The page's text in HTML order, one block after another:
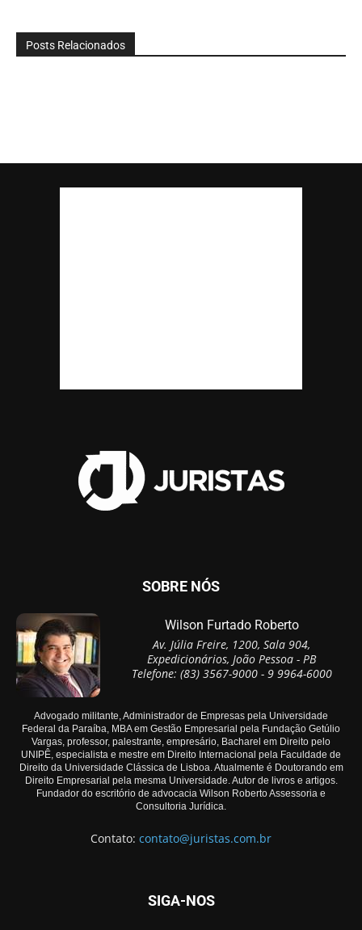
Posts Relacionados
SOBRE NÓS
Wilson Furtado Roberto
Av. Júlia Freire, 1200, Sala 904,
Expedicionários, João Pessoa - PB
Telefone: (83) 3567-9000 - 9 9964-6000
Advogado militante, Administrador de Empresas pela Universidade
Federal da Paraíba, MBA em Gestão Empresarial pela Fundação Getúlio
Vargas, professor, palestrante, empresário, Bacharel em Direito pelo
UNIPÊ, especialista e mestre em Direito Internacional pela Faculdade de
Direito da Universidade Clássica de Lisboa. Atualmente é Doutorando em
Direito Empresarial pela mesma Universidade. Autor de livros e artigos.
Fundador do escritório de advocacia Wilson Roberto Assessoria e
Consultoria Jurídica.
Contato: contato@juristas.com.br
SIGA-NOS